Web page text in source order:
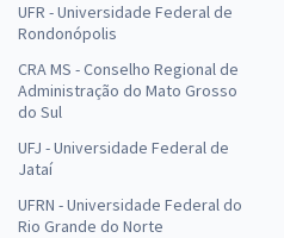
UFR - Universidade Federal de
Rondonópolis
CRA MS - Conselho Regional de
Administração do Mato Grosso
do Sul
UFJ - Universidade Federal de
Jataí
UFRN - Universidade Federal do
Rio Grande do Norte